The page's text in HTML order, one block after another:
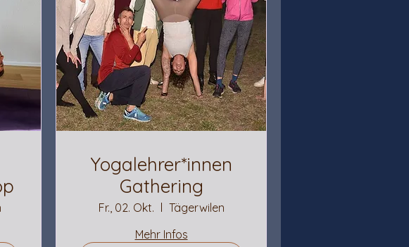
Yogalehrer*innen
Gathering
Fr., 02. Okt.
Tägerwilen
Mehr Infos